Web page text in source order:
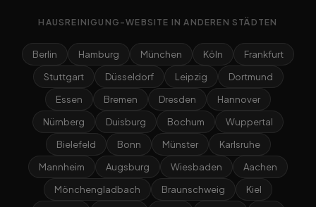
HAUSREINIGUNG-WEBSITE IN ANDEREN STÄDTEN
Berlin Hamburg München Köln
Frankfurt
Stuttgart
Düsseldorf Leipzig
Dortmund
Essen
Bremen Dresden
Hannover
Nürnberg
Duisburg Bochum
Wuppertal
Bielefeld
Bonn Münster
Karlsruhe
Mannheim
Augsburg Wiesbaden
Aachen
Mönchengladbach
Braunschweig
Kiel